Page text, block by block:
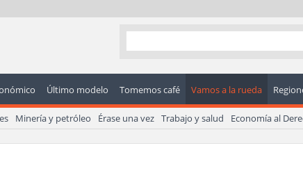
Último modelo Tomemos café Vamos a la rueda
Minería y petróleo Érase una vez Trabajo y salud Economía al